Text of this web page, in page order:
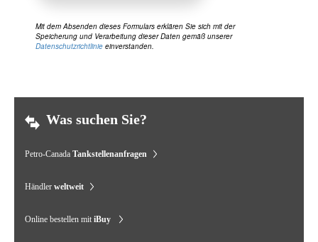
Mit dem Absenden dieses Formulars erklären Sie sich mit der
Speicherung und Verarbeitung dieser Daten gemäß unserer
Datenschutzrichtlinie einverstanden.
Was suchen Sie?
Petro-Canada Tankstellenanfragen
Händler weltweit
Online bestellen mit iBuy